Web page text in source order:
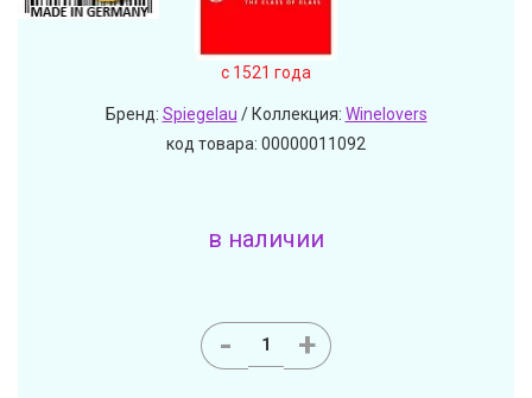
c 1521 года
Бренд: Spiegelau / Коллекция: Winelovers
код товара: 00000011092
в наличии
- +